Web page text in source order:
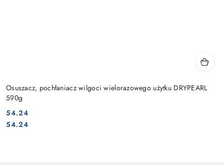
Osuszacz, pochłaniacz wilgoci wielorazowego użytku DRYPEARL
590g
Cena:
54.24
Cena:
54.24